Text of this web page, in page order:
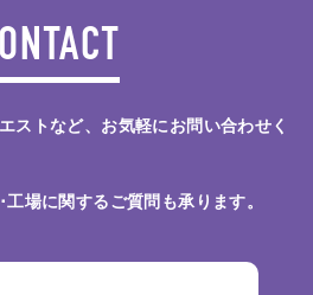
ストなど、お気軽にお問い合わせく
場に関するご質問も承ります。